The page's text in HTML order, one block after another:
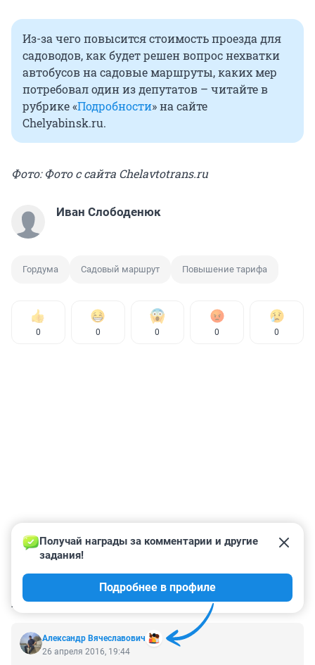
Из-за чего повысится стоимость проезда для
садоводов, как будет решен вопрос нехватки
автобусов на садовые маршруты, каких мер
потребовал один из депутатов – читайте в
рубрике «Подробности» на сайте
Chelyabinsk.ru.
Фото: Фото с сайта Сhelavtotrans.ru
Иван Слободенюк
Гордума Садовый маршрут Повышение тарифа
0 0 0 0 0
КОММЕНТАРИИ 14
Александр Вячеславович
Получай награды за комментарии и другие
задания!
Подробнее в профиле
26 апреля 2016, 19:44